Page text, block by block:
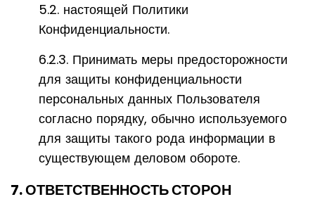
5.2. настоящей Политики
Конфиденциальности.
6.2.3. Принимать меры предосторожности
для защиты конфиденциальности
персональных данных Пользователя
согласно порядку, обычно используемого
для защиты такого рода информации в
существующем деловом обороте.
7. ОТВЕТСТВЕННОСТЬ СТОРОН